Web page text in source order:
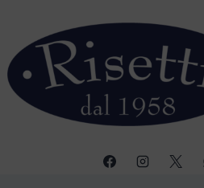
contenuto
principale